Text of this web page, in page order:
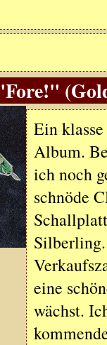
Ein
Album.
ich noch
schnöde
eine
wächst.